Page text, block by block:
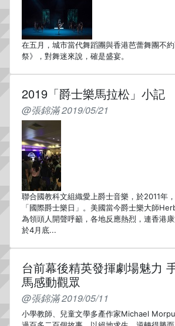
在五月，城市當代舞蹈團與香港芭蕾舞團不
祭》，對舞迷來說，確是盛宴。
2019「爵士樂馬拉松」小記
@張錦滿 2019/05/21
聯合國教科文組織愛上爵士音樂，於2011年
「國際爵士樂日」。美國當今爵士樂大師
為領頭人開聲呼籲，各地反應熱烈，連香港
於4月底...
台前幕後精英發揮劇場魅力
馬感動觀眾
@張錦滿 2019/05/11
小學教師、兒童文學多產作家Michael